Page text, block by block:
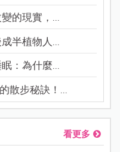
的現實，...
半植物人...
：為什麼...
散步秘訣！...
看更多